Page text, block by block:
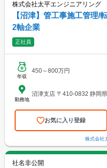
株式会社太平エンジニアリング
【沼津】管工事施工管理/
2軸企業
正社員
年収
450～800万円
勤務地
沼津支店 〒410-0832 静岡
お気に入り登録
株式会社
社名非公開